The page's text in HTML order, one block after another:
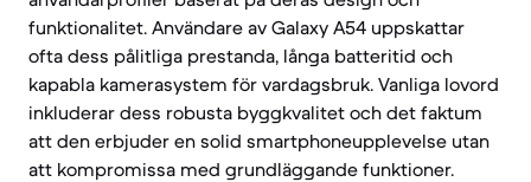
funktionalitet. Användare av Galaxy A54 uppskattar
ofta dess pålitliga prestanda, långa batteritid och
kapabla kamerasystem för vardagsbruk. Vanliga lovord
inkluderar dess robusta byggkvalitet och det faktum
att den erbjuder en solid smartphoneupplevelse utan
att kompromissa med grundläggande funktioner.